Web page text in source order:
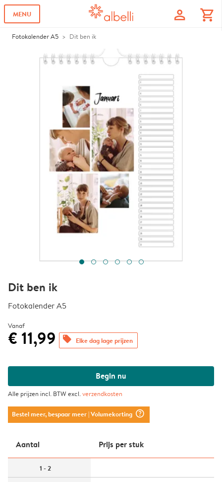
MENU profile shopping_cart
Fotokalender A5 Dit ben ik
Dit ben ik
Fotokalender A5
Vanaf
€ 11,99 offers Elke dag lage prijzen
Begin nu
Alle prijzen incl. BTW excl.verzendkosten
Bestel meer, bespaar meer| Volumekorting question_mark_circle
Aantal Prijs per stuk
1 - 2